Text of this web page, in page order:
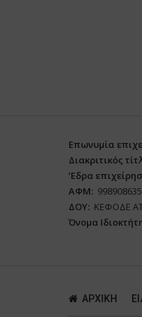
Επωνυμία
Διακριτικός
‘Eδρα
ΑΦΜ: 998908635
ΔΟΥ: ΚΕΦΟΔΕ
Όνομα
ΑΡΧΙΚΗ